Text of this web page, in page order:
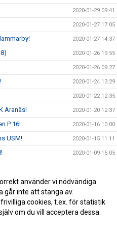
2020-01-29 09:41
2020-01-27 17:05
2020-01-27 14:37
2020-01-26 19:55
2020-01-26 09:27
2020-01-24 13:29
2020-01-22 12:35
Aranäs! 2020-01-20 12:37
P 16! 2020-01-16 10:00
USM! 2020-01-15 11:11
2020-01-09 15:05
2019-11-28 11:03
2019-11-26 19:29
använder vi nödvändiga
går inte att stänga av.
cookies, t.ex. för statistik
om du vill acceptera dessa.